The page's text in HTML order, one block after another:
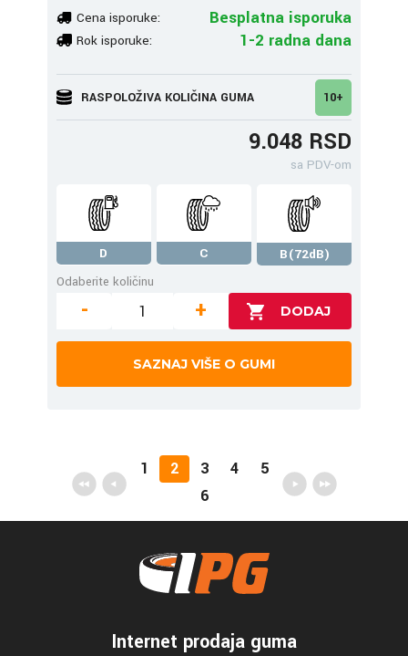
Cena isporuke: Besplatna isporuka
Rok isporuke: 1-2 radna dana
RASPOLOŽIVA KOLIČINA GUMA 10+
9.048 RSD
sa PDV-om
D C
B(72dB)
Odaberite količinu
- +
SAZNAJ VIŠE O GUMI
1 2 3 4
5
6
Internet prodaja guma